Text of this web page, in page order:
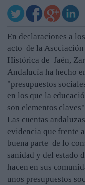
En declaraciones a
acto de la Asociación
Histórica de Jaén,
Andalucía ha hecho
"presupuestos
en los que la
son elementos
Las cuentas
evidencia que frente
buena parte de lo
sanidad y del estado
hacen en sus
unos presupuestos